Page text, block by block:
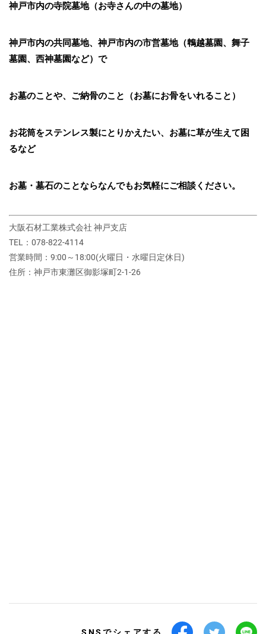
神戸市内の寺院墓地（お寺さんの中の墓地）
神戸市内の共同墓地、神戸市内の市営墓地（鵯越墓園、舞子
墓園、西神墓園など）で
お墓のことや、ご納骨のこと（お墓にお骨をいれること）
お花筒をステンレス製にとりかえたい、お墓に草が生えて困
るなど
お墓・墓石のことならなんでもお気軽にご相談ください。
大阪石材工業株式会社 神戸支店
TEL：078-822-4114
営業時間：9:00～18:00(火曜日・水曜日定休日)
住所：神戸市東灘区御影塚町2‐1‐26